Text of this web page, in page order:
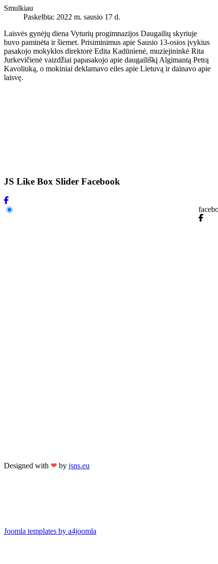
Smulkiau
Paskelbta: 2022 m. sausio 17 d.
Laisvės gynėjų diena Vyturių progimnazijos Daugailių skyriuje
buvo paminėta ir šiemet. Prisiminimus apie Sausio 13-osios įvykius
pasakojo mokyklos direktorė Edita Kadūnienė, muziejininkė Rita
Jurkevičienė vaizdžiai papasakojo apie daugailiškį Algimantą Petrą
Kavoliuką, o mokiniai deklamavo eiles apie Lietuvą ir dainavo apie
laisvę.
JS Like Box Slider Facebook
Designed with ❤ by jsns.eu
Joomla templates by a4joomla